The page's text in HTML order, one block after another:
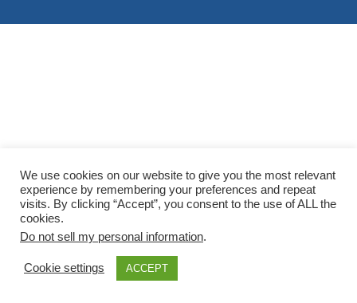
We use cookies on our website to give you the most relevant
experience by remembering your preferences and repeat
visits. By clicking “Accept”, you consent to the use of ALL the
cookies.
Do not sell my personal information
ACCEPT